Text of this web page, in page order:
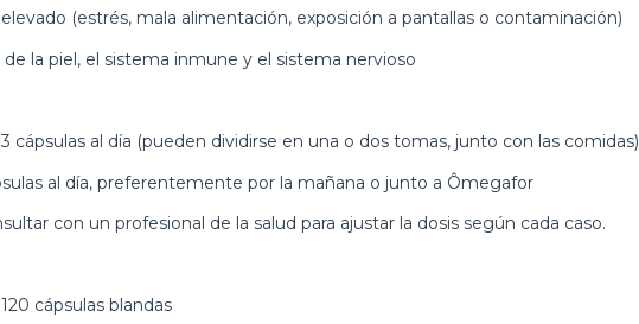
(estrés, mala alimentación, exposición a pantallas o contaminación)
la piel, el sistema inmune y el sistema nervioso
cápsulas al día (pueden dividirse en una o dos tomas, junto con las comidas)
al día, preferentemente por la mañana o junto a Ômegafor
con un profesional de la salud para ajustar la dosis según cada caso.
cápsulas blandas